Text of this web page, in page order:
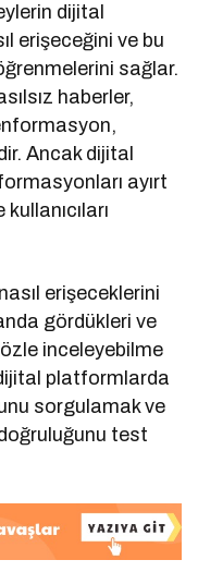
dijital
erişeceğini ve bu
sağlar.
haberler,
Ancak dijital
ayırt
erişeceklerini
gördükleri ve
inceleyebilme
platformlarda
sorgulamak ve
test